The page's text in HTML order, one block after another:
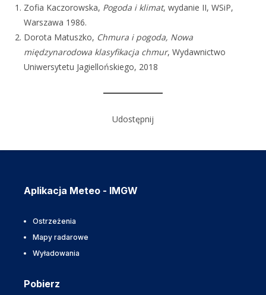
Zofia Kaczorowska, Pogoda i klimat, wydanie II, WSiP,
Warszawa 1986.
Dorota Matuszko, Chmura i pogoda, Nowa
międzynarodowa klasyfikacja chmur, Wydawnictwo
Uniwersytetu Jagiellońskiego, 2018
Udostępnij
Aplikacja Meteo - IMGW
Ostrzeżenia
Mapy radarowe
Wyładowania
Pobierz